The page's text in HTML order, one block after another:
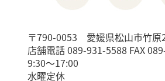
〒790-0053 愛媛県松山市竹原
店舗電話 089-931-5588 FAX
9:30〜17:00
水曜定休